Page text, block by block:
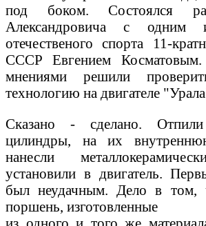
под боком. Состоялся
Александровича с одним
отечественого спорта 11-
СССР Евгением
мнениями решили
технологию на двигателе
Сказано - сделано.
цилиндры, на их
нанесли
установили в двигатель.
был неудачным. Дело в том,
поршень, изготовленные